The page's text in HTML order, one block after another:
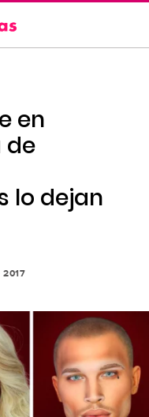
en
de
lo dejan
2017